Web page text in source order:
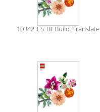
10342_ES_BI_Build_Translate